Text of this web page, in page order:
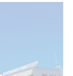
体制の確認